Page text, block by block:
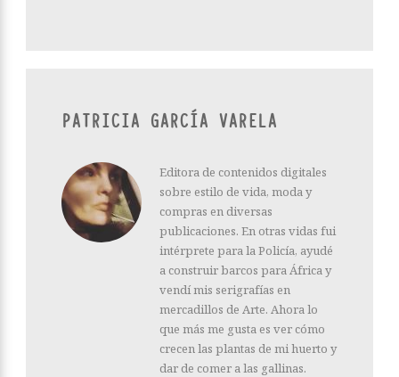
PATRICIA GARCÍA VARELA
Editora de contenidos digitales
sobre estilo de vida, moda y
compras en diversas
publicaciones. En otras vidas fui
intérprete para la Policía, ayudé
a construir barcos para África y
vendí mis serigrafías en
mercadillos de Arte. Ahora lo
que más me gusta es ver cómo
crecen las plantas de mi huerto y
dar de comer a las gallinas.